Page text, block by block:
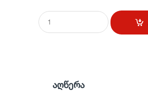
Q
u
აღწერა